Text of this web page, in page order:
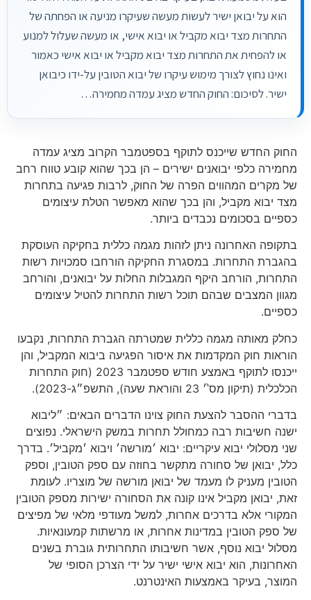
הוא על יבואן ישיר לעשות מעשה שעיקרו מניעה או הפחתה של
התחרות מצד יבוא מקביל או יבוא אישי, או מעשה שעלול למנוע
או להפחית את התחרות מצד יבוא מקביל או יבוא אישי כאמור
ואינו נחוץ לצורך מימוש עיקרו של יבוא הטובין על-ידו כיבואן
ישיר. לסיכום: החוק החדש מציג עמדה מחמירה…
החוק החדש שייכנס לתוקף בספטמבר הקרוב מציג עמדה
מחמירה כלפי יבואנים ישירים – הן בכך שהוא קובע טווח רחב
של מקרים המהווים הפרה של החוק, לרבות פגיעה בתחרות
מצד יבוא מקביל, והן בכך שהוא מאפשר הטלת עיצומים
כספיים בסכומים נכבדים ביותר.
בתקופה האחרונה ניתן לזהות מגמה כללית בחקיקה העוסקת
בהגברת התחרות. במסגרת החקיקה הורחבו סמכויות רשות
התחרות, הורחב היקף המגבלות החלות על יבואנים, והורחב
מגוון המצבים שבהם תוכל רשות התחרות להטיל עיצומים
כספיים.
כחלק מאותה מגמה כללית שמטרתה הגברת התחרות, נקבעו
הוראות חוק המקדמות את איסור הפגיעה ביבוא המקביל, והן
ייכנסו לתוקף באמצע חודש ספטמבר 2023 (חוק התחרות
הכלכלית (תיקון מס'ֿ׳ 23 והוראת שעה), התשפ״ג-2023).
בדברי ההסבר להצעת החוק צוינו הדברים הבאים: ״ליבוא
ישנה חשיבות רבה כמחולל תחרות במשק הישראלי. נפוצים
שני מסלולי יבוא עיקריים: יבוא ׳מורשה׳ ויבוא ׳מקביל׳. בדרך
כלל, יבואן של סחורה מתקשר בחוזה עם ספק הטובין, וספק
הטובין מעניק לו מעמד של יבואן מורשה של מוצריו. לעומת
זאת, יבואן מקביל אינו קונה את הסחורה ישירות מספק הטובין
המקורי אלא בדרכים אחרות, למשל מעודפי מלאי של מפיצים
של ספק הטובין במדינות אחרות, או מרשתות קמעונאיות.
מסלול יבוא נוסף, אשר חשיבותו התחרותית גוברת בשנים
האחרונות, הוא יבוא אישי ישיר על ידי הצרכן הסופי של
המוצר, בעיקר באמצעות האינטרנט.